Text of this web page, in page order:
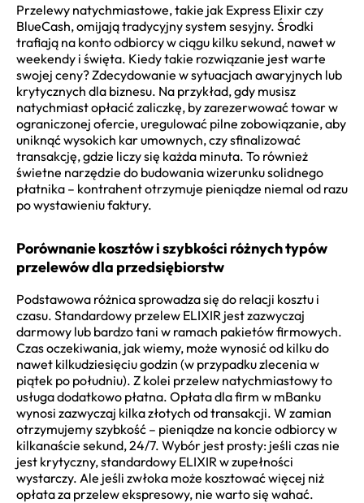
Przelewy natychmiastowe, takie jak Express Elixir czy
BlueCash, omijają tradycyjny system sesyjny. Środki
trafiają na konto odbiorcy w ciągu kilku sekund, nawet w
weekendy i święta. Kiedy takie rozwiązanie jest warte
swojej ceny? Zdecydowanie w sytuacjach awaryjnych lub
krytycznych dla biznesu. Na przykład, gdy musisz
natychmiast opłacić zaliczkę, by zarezerwować towar w
ograniczonej ofercie, uregulować pilne zobowiązanie, aby
uniknąć wysokich kar umownych, czy sfinalizować
transakcję, gdzie liczy się każda minuta. To również
świetne narzędzie do budowania wizerunku solidnego
płatnika – kontrahent otrzymuje pieniądze niemal od razu
po wystawieniu faktury.
Porównanie kosztów i szybkości różnych typów
przelewów dla przedsiębiorstw
Podstawowa różnica sprowadza się do relacji kosztu i
czasu. Standardowy przelew ELIXIR jest zazwyczaj
darmowy lub bardzo tani w ramach pakietów firmowych.
Czas oczekiwania, jak wiemy, może wynosić od kilku do
nawet kilkudziesięciu godzin (w przypadku zlecenia w
piątek po południu). Z kolei przelew natychmiastowy to
usługa dodatkowo płatna. Opłata dla firm w mBanku
wynosi zazwyczaj kilka złotych od transakcji. W zamian
otrzymujemy szybkość – pieniądze na koncie odbiorcy w
kilkanaście sekund, 24/7. Wybór jest prosty: jeśli czas nie
jest krytyczny, standardowy ELIXIR w zupełności
wystarczy. Ale jeśli zwłoka może kosztować więcej niż
opłata za przelew ekspresowy, nie warto się wahać.